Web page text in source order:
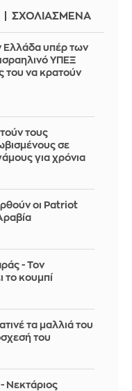
ΣΧΟΛΙΑΣΜΕΝΑ
Ελλάδα υπέρ των
ΥΠΕΞ
του να κρατούν
τους
σε
για χρόνια
οι Patriot
- Τον
το κουμπί
τα μαλλιά του
του
Νεκτάριος